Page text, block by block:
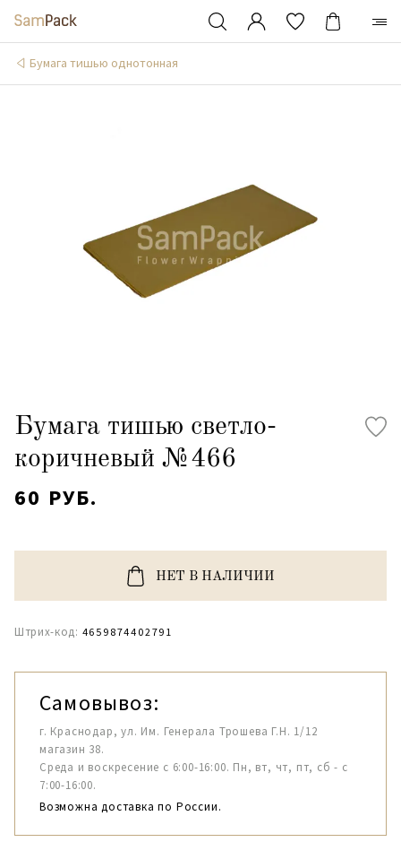
Бумага тишью однотонная
Бумага тишью светло-
коричневый №466
60 РУБ.
НЕТ В НАЛИЧИИ
Штрих-код: 4659874402791
Самовывоз:
г. Краснодар, ул. Им. Генерала Трошева Г.Н. 1/12
магазин 38.
Среда и воскресение с 6:00-16:00. Пн, вт, чт, пт, сб - с
7:00-16:00.
Возможна доставка по России.